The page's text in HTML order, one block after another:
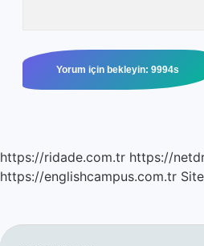
https://ridade.com.tr https://
https://englishcampus.com.tr